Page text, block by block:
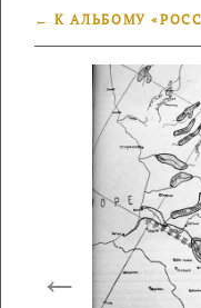
← К АЛЬБОМУ
←